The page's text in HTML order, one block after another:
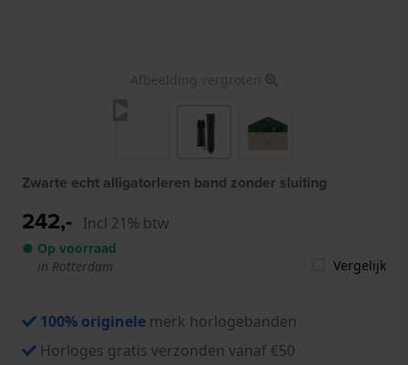
Afbeelding vergroten
Zwarte echt alligatorleren band zonder sluiting
242,- Incl 21% btw
● Op voorraad
in Rotterdam
Vergelijk
100% originele merk horlogebanden
Horloges gratis verzonden vanaf €50